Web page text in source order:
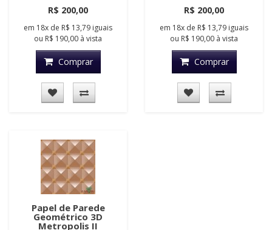
R$ 200,00
em 18x de R$ 13,79 iguais
ou R$ 190,00 à vista
Comprar
R$ 200,00
em 18x de R$ 13,79 iguais
ou R$ 190,00 à vista
Comprar
Papel de Parede
Geométrico 3D
Metropolis II